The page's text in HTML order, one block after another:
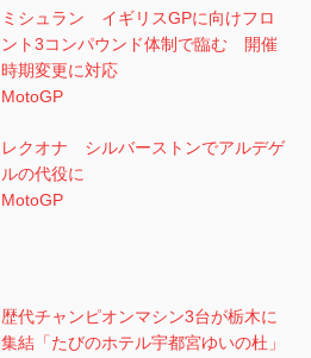
ミシュラン イギリスGPに向けフロ
ント3コンパウンド体制で臨む 開催
時期変更に対応
MotoGP
レクオナ シルバーストンでアルデゲ
ルの代役に
MotoGP
歴代チャンピオンマシン3台が栃木に
集結「たびのホテル宇都宮ゆいの杜」